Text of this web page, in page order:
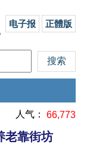
电子报 正體版
人气： 66,773
老靠街坊